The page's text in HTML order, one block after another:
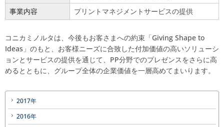
事業内容
プリントマネジメントサービスの提供
コニカミノルタは、今後もお客さまへの約束「Giving Shape to
Ideas」のもと、お客様ニーズに合致した付加価値の高いソリューシ
ョンとサービスの提供を通じて、PP分野でのプレゼンスをさらに高
めるとともに、グループ全体の企業価値を一層高めてまいります。
2017年
2016年